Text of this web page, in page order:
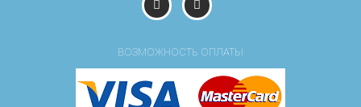
ВОЗМОЖНОСТЬ ОПЛАТЫ